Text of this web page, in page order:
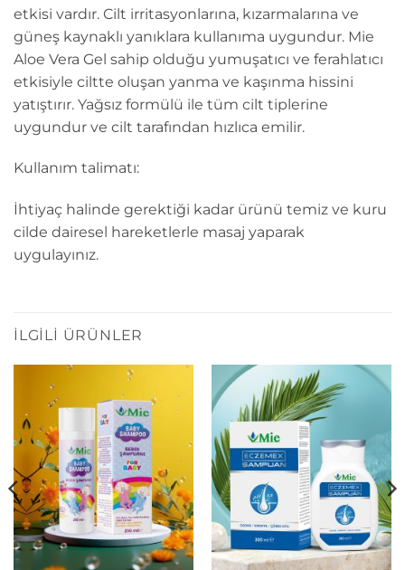
etkisi vardır. Cilt irritasyonlarına, kızarmalarına ve
güneş kaynaklı yanıklara kullanıma uygundur. Mie
Aloe Vera Gel sahip olduğu yumuşatıcı ve ferahlatıcı
etkisiyle ciltte oluşan yanma ve kaşınma hissini
yatıştırır. Yağsız formülü ile tüm cilt tiplerine
uygundur ve cilt tarafından hızlıca emilir.
Kullanım talimatı:
İhtiyaç halinde gerektiği kadar ürünü temiz ve kuru
cilde dairesel hareketlerle masaj yaparak
uygulayınız.
İLGILI ÜRÜNLER